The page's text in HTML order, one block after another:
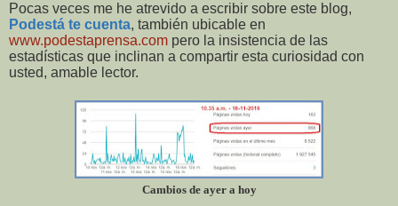
Pocas veces me he atrevido a escribir sobre este blog,
Podestá te cuenta, también ubicable en
www.podestaprensa.com pero la insistencia de las
estadísticas que inclinan a compartir esta curiosidad con
usted, amable lector.
Cambios de ayer a hoy